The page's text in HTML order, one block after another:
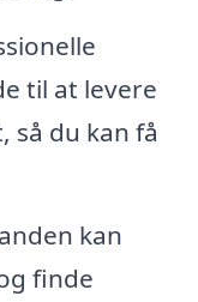
til at levere
så du kan få
kan
finde